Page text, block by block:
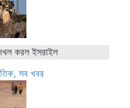
দখল করল ইসরাইল
, সব খবর